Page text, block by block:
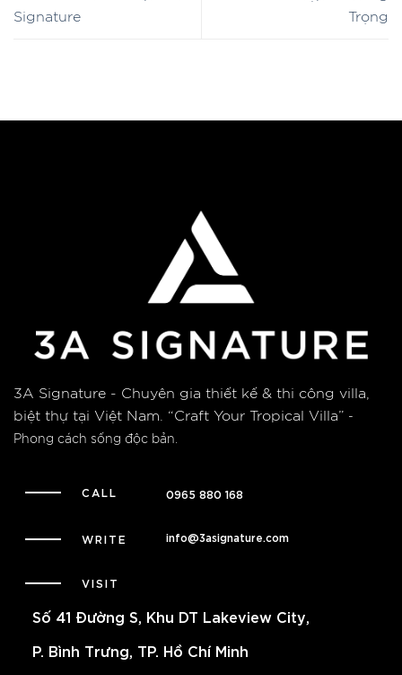
Signature
Trọng
3A Signature - Chuyên gia thiết kế & thi công villa,
biệt thự tại Việt Nam. “Craft Your Tropical Villa” -
Phong cách sống độc bản.
CALL 0965 880 168
WRITE info@3asignature.com
VISIT
Số 41 Đường S, Khu DT Lakeview City,
P. Bình Trưng, TP. Hồ Chí Minh